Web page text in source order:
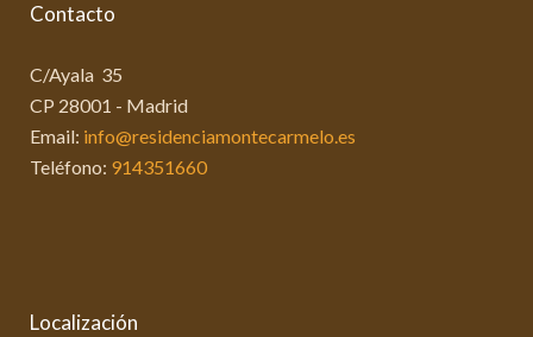
Contacto
C/Ayala 35
CP 28001 - Madrid
Email: info@residenciamontecarmelo.es
Teléfono: 914351660
Localización